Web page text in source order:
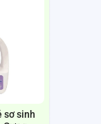
sơ sinh